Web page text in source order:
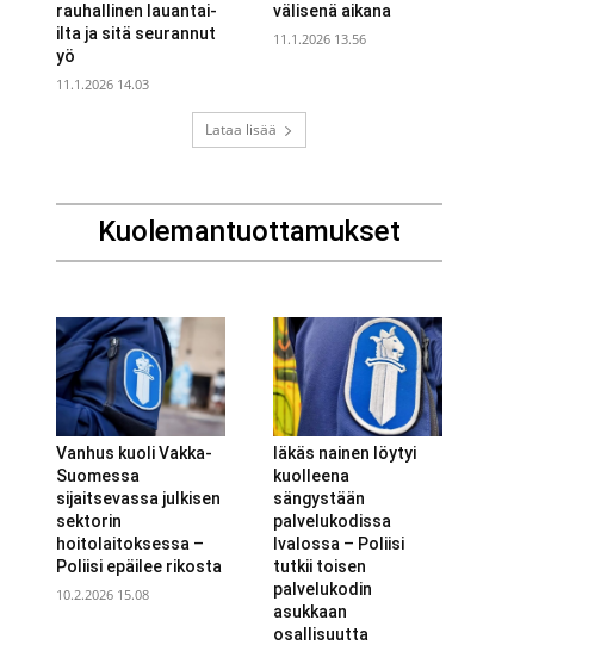
rauhallinen lauantai-
ilta ja sitä seurannut
yö
11.1.2026 14.03
välisenä aikana
11.1.2026 13.56
Lataa lisää
Kuolemantuottamukset
Vanhus kuoli Vakka-
Suomessa
sijaitsevassa julkisen
sektorin
hoitolaitoksessa –
Poliisi epäilee rikosta
10.2.2026 15.08
Iäkäs nainen löytyi
kuolleena
sängystään
palvelukodissa
Ivalossa – Poliisi
tutkii toisen
palvelukodin
asukkaan
osallisuutta